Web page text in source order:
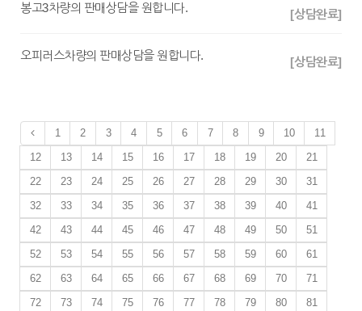
봉고3차량의 판매상담을 원합니다. [상담완료]
오피러스차량의 판매상담을 원합니다. [상담완료]
1 2 3 4 5 6 7 8 9 10
11
12
13 14 15 16 17 18 19 20
21
22
23 24 25 26 27 28 29 30
31
32
33 34 35 36 37 38 39 40
41
42
43 44 45 46 47 48 49 50
51
52
53 54 55 56 57 58 59 60
61
62
63 64 65 66 67 68 69 70
71
72
73 74 75 76 77 78 79 80 81